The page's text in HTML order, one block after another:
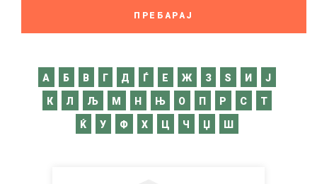
A Б В Г Д Ѓ Е Ж З Ѕ И Ј
К Л Љ М Н Њ О П Р С Т
Ќ У Ф Х Ц Ч Џ Ш